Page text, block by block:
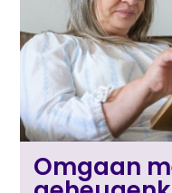
Omgaan